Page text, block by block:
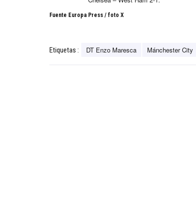
Fuente Europa Press / foto X
Etiquetas : DT Enzo Maresca Mánchester City